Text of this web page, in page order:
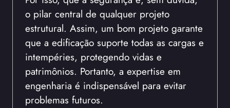
o pilar central de qualquer projeto
estrutural. Assim, um bom projeto garante
que a edificação suporte todas as cargas e
intempéries, protegendo vidas e
patrimônios. Portanto, a expertise em
engenharia é indispensável para evitar
problemas futuros.